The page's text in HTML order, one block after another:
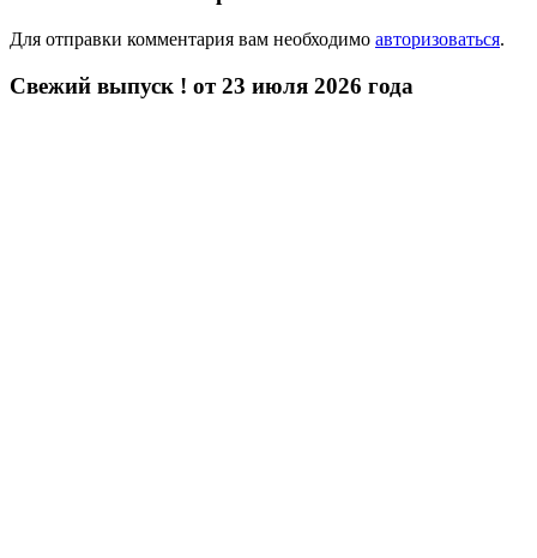
Для отправки комментария вам необходимо авторизоваться.
Свежий выпуск ! от 23 июля 2026 года